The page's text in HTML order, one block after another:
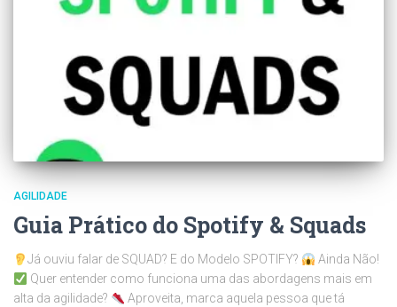
AGILIDADE
Guia Prático do Spotify & Squads
Já ouviu falar de SQUAD? E do Modelo SPOTIFY?
Ainda Não!
Quer entender como funciona uma das abordagens mais em
alta da agilidade?
Aproveita, marca aquela pessoa que tá